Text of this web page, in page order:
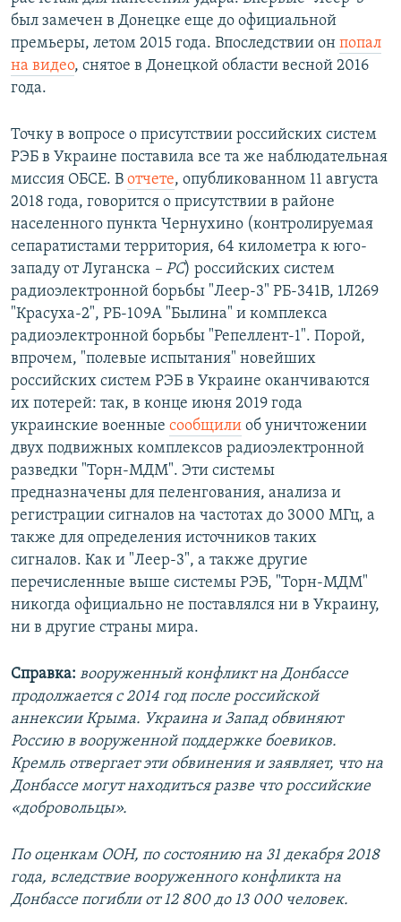
был замечен в Донецке еще до официальной
премьеры, летом 2015 года. Впоследствии он попал
на видео, снятое в Донецкой области весной 2016
года.
Точку в вопросе о присутствии российских систем
РЭБ в Украине поставила все та же наблюдательная
миссия ОБСЕ. В отчете, опубликованном 11 августа
2018 года, говорится о присутствии в районе
населенного пункта Чернухино (контролируемая
сепаратистами территория, 64 километра к юго-
западу от Луганска – РС) российских систем
радиоэлектронной борьбы "Леер-3" РБ-341В, 1Л269
"Красуха-2", РБ-109A "Былина" и комплекса
радиоэлектронной борьбы "Репеллент-1". Порой,
впрочем, "полевые испытания" новейших
российских систем РЭБ в Украине оканчиваются
их потерей: так, в конце июня 2019 года
украинские военные сообщили об уничтожении
двух подвижных комплексов радиоэлектронной
разведки "Торн-МДМ". Эти системы
предназначены для пеленгования, анализа и
регистрации сигналов на частотах до 3000 МГц, а
также для определения источников таких
сигналов. Как и "Леер-3", а также другие
перечисленные выше системы РЭБ, "Торн-МДМ"
никогда официально не поставлялся ни в Украину,
ни в другие страны мира.
Справка: вооруженный конфликт на Донбассе
продолжается с 2014 год после российской
аннексии Крыма. Украина и Запад обвиняют
Россию в вооруженной поддержке боевиков.
Кремль отвергает эти обвинения и заявляет, что на
Донбассе могут находиться разве что российские
«добровольцы».
По оценкам ООН, по состоянию на 31 декабря 2018
года, вследствие вооруженного конфликта на
Донбассе погибли от 12 800 до 13 000 человек.